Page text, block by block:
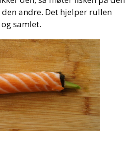
andre. Det hjelper rullen
samlet.